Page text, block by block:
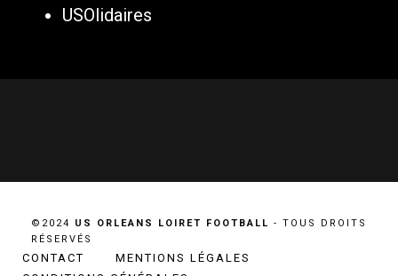
USOlidaires
©2024 US ORLEANS LOIRET FOOTBALL - TOUS DROITS
RÉSERVÉS
CONTACT
MENTIONS LÉGALES